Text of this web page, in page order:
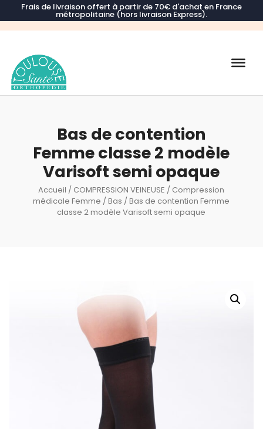
Frais de livraison offert à partir de 70€ d'achat en France
métropolitaine (hors livraison Express).
Recherche
Bas de contention
Femme classe 2 modèle
Varisoft semi opaque
Accueil / COMPRESSION VEINEUSE / Compression
médicale Femme /Bas / Bas de contention Femme
classe 2 modèle Varisoft semi opaque